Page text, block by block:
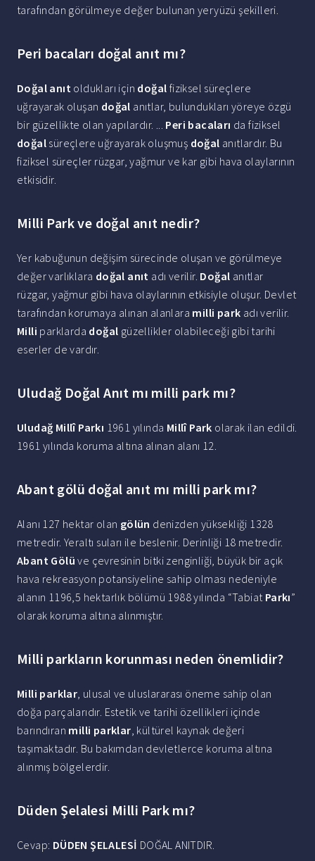
tarafından görülmeye değer bulunan yeryüzü şekilleri.
Peri bacaları doğal anıt mı?
Doğal anıt oldukları için doğal fiziksel süreçlere
uğrayarak oluşan doğal anıtlar, bulundukları yöreye özgü
bir güzellikte olan yapılardır. ... Peri bacaları da fiziksel
doğal süreçlere uğrayarak oluşmuş doğal anıtlardır. Bu
fiziksel süreçler rüzgar, yağmur ve kar gibi hava olaylarının
etkisidir.
Milli Park ve doğal anıt nedir?
Yer kabuğunun değişim sürecinde oluşan ve görülmeye
değer varlıklara doğal anıt adı verilir. Doğal anıtlar
rüzgar, yağmur gibi hava olaylarının etkisiyle oluşur. Devlet
tarafından korumaya alınan alanlara milli park adı verilir.
Milli parklarda doğal güzellikler olabileceği gibi tarihi
eserler de vardır.
Uludağ Doğal Anıt mı milli park mı?
Uludağ Millî Parkı 1961 yılında Millî Park olarak ilan edildi.
1961 yılında koruma altına alınan alanı 12.
Abant gölü doğal anıt mı milli park mı?
Alanı 127 hektar olan gölün denizden yüksekliği 1328
metredir. Yeraltı suları ile beslenir. Derinliği 18 metredir.
Abant Gölü ve çevresinin bitki zenginliği, büyük bir açık
hava rekreasyon potansiyeline sahip olması nedeniyle
alanın 1196,5 hektarlık bölümü 1988 yılında “Tabiat Parkı”
olarak koruma altına alınmıştır.
Milli parkların korunması neden önemlidir?
Milli parklar, ulusal ve uluslararası öneme sahip olan
doğa parçalarıdır. Estetik ve tarihi özellikleri içinde
barındıran milli parklar, kültürel kaynak değeri
taşımaktadır. Bu bakımdan devletlerce koruma altına
alınmış bölgelerdir.
Düden Şelalesi Milli Park mı?
Cevap: DÜDEN ŞELALESİ DOĞAL ANITDIR.